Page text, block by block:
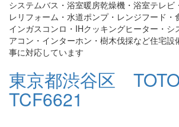
システムバス・浴室暖房乾燥機・浴室テレビ
レリフォーム・水道ポンプ・レンジフード・
インガスコンロ・IHクッキングヒーター・シ
アコン・インターホン・樹木伐採など住宅設
事に対応しています
東京都渋谷区
TCF6621